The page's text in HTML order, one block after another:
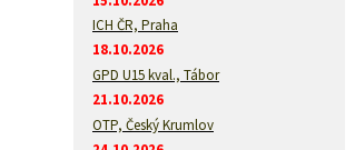
ICH ČR, Praha
18.10.2026
GPD U15 kval., Tábor
21.10.2026
OTP, Český Krumlov